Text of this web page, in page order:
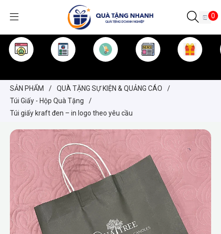
0
SẢN PHẨM / QUÀ TẶNG SỰ KIỆN & QUẢNG CÁO
/
Túi Giấy - Hộp Quà Tặng
/
Túi giấy kraft đen – in logo theo yêu cầu